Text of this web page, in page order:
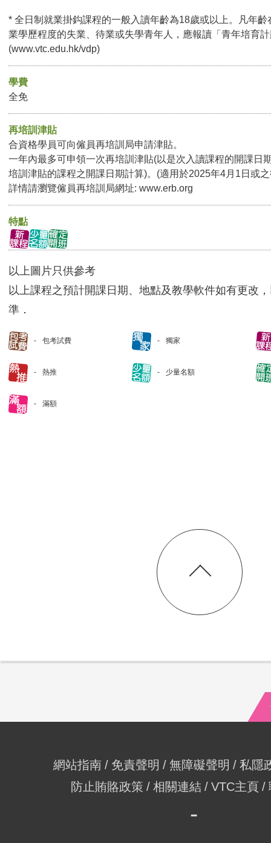
* 全日制就業掛鈎課程的一般入讀年齡為18歲或以上。凡年
業學歷程度的失業、待業或失學青年人，應報讀「青年培育
(www.vtc.edu.hk/vdp)
學費
全免
再培訓津貼
合資格學員可向僱員再培訓局申請津貼。
一年內最多可申領一次再培訓津貼(以是次入讀課程的開課日
培訓津貼的課程之開課日期計算)。(適用於2025年4月1日或
詳情請瀏覽僱員再培訓局網址: www.erb.org
特點
以上圖片只供參考
以上課程之預計開課日期、地點及教學軟件如有更改
準．
包考試費 獨家
熱推 少量名額
滿額
網站指南 免責聲明 無障礙聲明
私隱
防止賄賂政策
相關連結 VTC主頁